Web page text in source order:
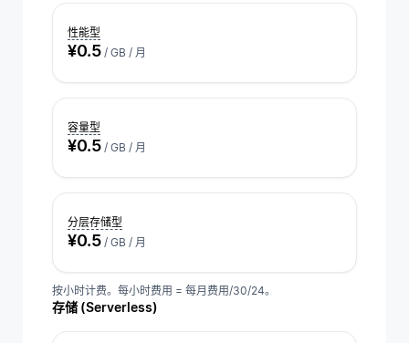
性能型
¥0.5 / GB / 月
容量型
¥0.5 / GB / 月
分层存储型
¥0.5 / GB / 月
按小时计费。每小时费用 = 每月费用/30/24。
存储 (Serverless)